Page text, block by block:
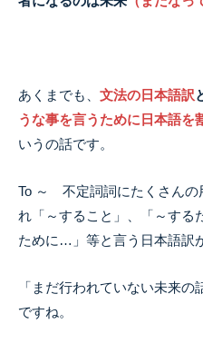
あくまでも、 文法の日本語訳
うな事を言うために日本語を
いうの話です。
To ～ 不定詞詞にたくさんの
れ「～すること」、「～する
ために…」等と言う日本語訳
「まだ行われていない未来の
ですね。